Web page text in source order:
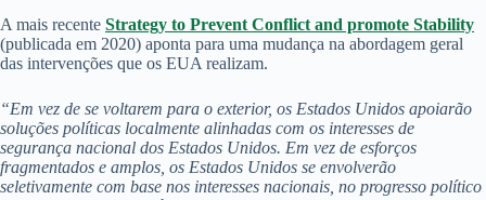
A mais recente Strategy to Prevent Conflict and promote Stability
(publicada em 2020) aponta para uma mudança na abordagem geral
das intervenções que os EUA realizam.
“Em vez de se voltarem para o exterior, os Estados Unidos apoiarão
soluções políticas localmente alinhadas com os interesses de
segurança nacional dos Estados Unidos. Em vez de esforços
fragmentados e amplos, os Estados Unidos se envolverão
seletivamente com base nos interesses nacionais, no progresso político